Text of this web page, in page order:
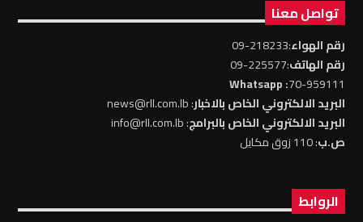
تواصل معنا
رقم الهواء:218233-09
رقم الهاتف:225577-09
70-959111
: Whatsapp
البريد الالكتروني الخاص بالاخبار: news@rll.com.lb
البريد الالكتروني الخاص بالبرامج: info@rll.com.lb
ص.ب: 110 زوق مكايل
الروابط